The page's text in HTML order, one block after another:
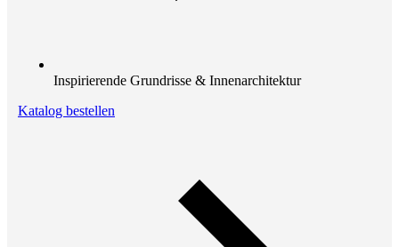
Inspirierende Grundrisse & Innenarchitektur
Katalog bestellen